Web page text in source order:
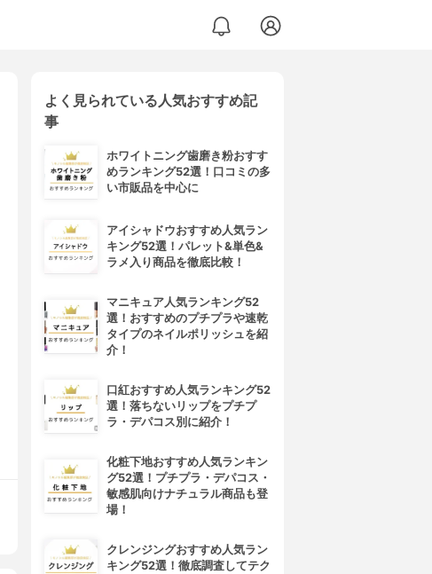
よく見られている人気おすすめ記
事
ホワイトニング歯磨き粉おすす
めランキング52選！口コミの多
い市販品を中心に
アイシャドウおすすめ人気ラン
キング52選！パレット&単色&
ラメ入り商品を徹底比較！
マニキュア人気ランキング52
選！おすすめのプチプラや速乾
タイプのネイルポリッシュを紹
介！
口紅おすすめ人気ランキング52
選！落ちないリップをプチプ
ラ・デパコス別に紹介！
化粧下地おすすめ人気ランキン
グ52選！プチプラ・デパコス・
敏感肌向けナチュラル商品も登
場！
クレンジングおすすめ人気ラン
キング52選！徹底調査してテク